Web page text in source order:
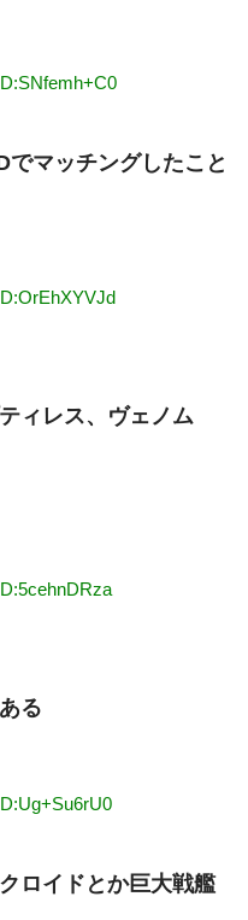
マッチングしたこと
ィレス、ヴェノム
る
ロイドとか巨大戦艦